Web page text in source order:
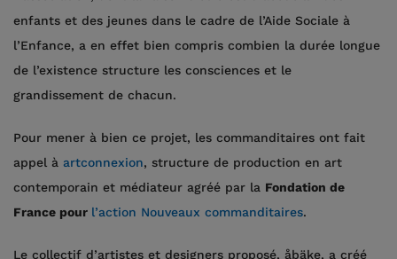
enfants et des jeunes dans le cadre de l’Aide Sociale à
l’Enfance, a en effet bien compris combien la durée longue
de l’existence structure les consciences et le
grandissement de chacun.
Pour mener à bien ce projet, les commanditaires ont fait
appel à artconnexion, structure de production en art
contemporain et médiateur agréé par la Fondation de
France pour l’action Nouveaux commanditaires.
Le collectif d’artistes et designers proposé, åbäke, a créé